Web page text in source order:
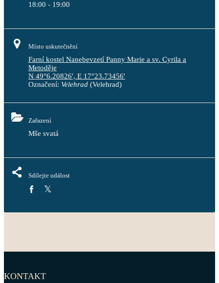
18:00 - 19:00
Místo uskutečnění
Farní kostel Nanebevzetí Panny Marie a sv. Cyrila a
Metoděje
N 49°6.20826', E 17°23.73456'
Označení: Velehrad (Velehrad)
Zařazení
Mše svatá
Sdílejte událost
KONTAKT